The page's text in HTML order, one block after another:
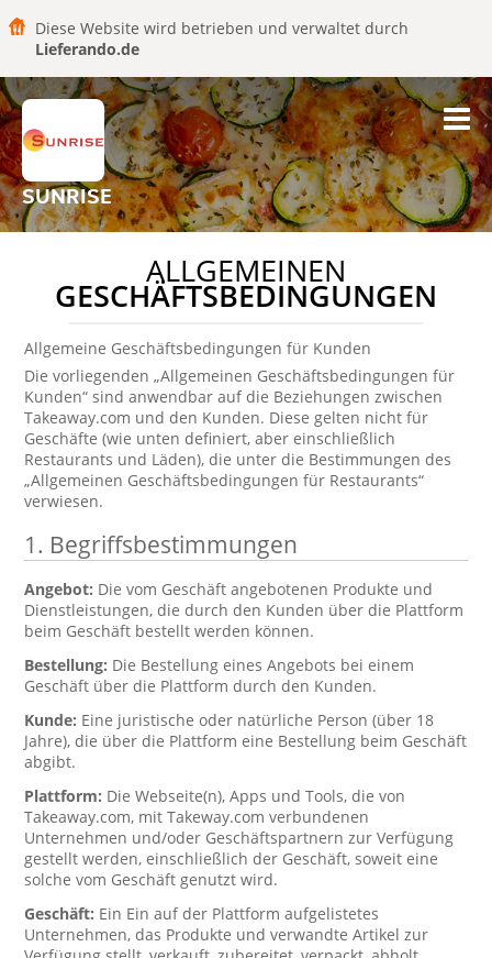
Diese Website wird betrieben und verwaltet durch
Lieferando.de
SUNRISE
ALLGEMEINEN
GESCHÄFTSBEDINGUNGEN
Allgemeine Geschäftsbedingungen für Kunden
Die vorliegenden „Allgemeinen Geschäftsbedingungen für
Kunden“ sind anwendbar auf die Beziehungen zwischen
Takeaway.com und den Kunden. Diese gelten nicht für
Geschäfte (wie unten definiert, aber einschließlich
Restaurants und Läden), die unter die Bestimmungen des
„Allgemeinen Geschäftsbedingungen für Restaurants“
verwiesen.
1. Begriffsbestimmungen
Angebot: Die vom Geschäft angebotenen Produkte und
Dienstleistungen, die durch den Kunden über die Plattform
beim Geschäft bestellt werden können.
Bestellung: Die Bestellung eines Angebots bei einem
Geschäft über die Plattform durch den Kunden.
Kunde: Eine juristische oder natürliche Person (über 18
Jahre), die über die Plattform eine Bestellung beim Geschäft
abgibt.
Plattform: Die Webseite(n), Apps und Tools, die von
Takeaway.com, mit Takeway.com verbundenen
Unternehmen und/oder Geschäftspartnern zur Verfügung
gestellt werden, einschließlich der Geschäft, soweit eine
solche vom Geschäft genutzt wird.
Geschäft: Ein Ein auf der Plattform aufgelistetes
Unternehmen, das Produkte und verwandte Artikel zur